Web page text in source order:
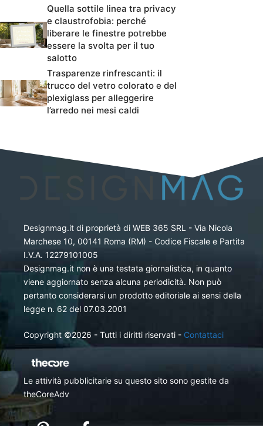
Quella sottile linea tra privacy
e claustrofobia: perché
liberare le finestre potrebbe
essere la svolta per il tuo
salotto
Trasparenze rinfrescanti: il
trucco del vetro colorato e del
plexiglass per alleggerire
l’arredo nei mesi caldi
Designmag.it di proprietà di WEB 365 SRL - Via Nicola
Marchese 10, 00141 Roma (RM) - Codice Fiscale e Partita
I.V.A. 12279101005
Designmag.it non è una testata giornalistica, in quanto
viene aggiornato senza alcuna periodicità. Non può
pertanto considerarsi un prodotto editoriale ai sensi della
legge n. 62 del 07.03.2001
Copyright ©2026 - Tutti i diritti riservati - Contattaci
Le attività pubblicitarie su questo sito sono gestite da
theCoreAdv